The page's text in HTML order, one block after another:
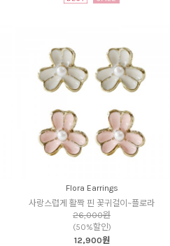
Flora Earrings
사랑스럽게 활짝 핀 꽃귀걸이~플로라
26,000원
(50%할인)
12,900원